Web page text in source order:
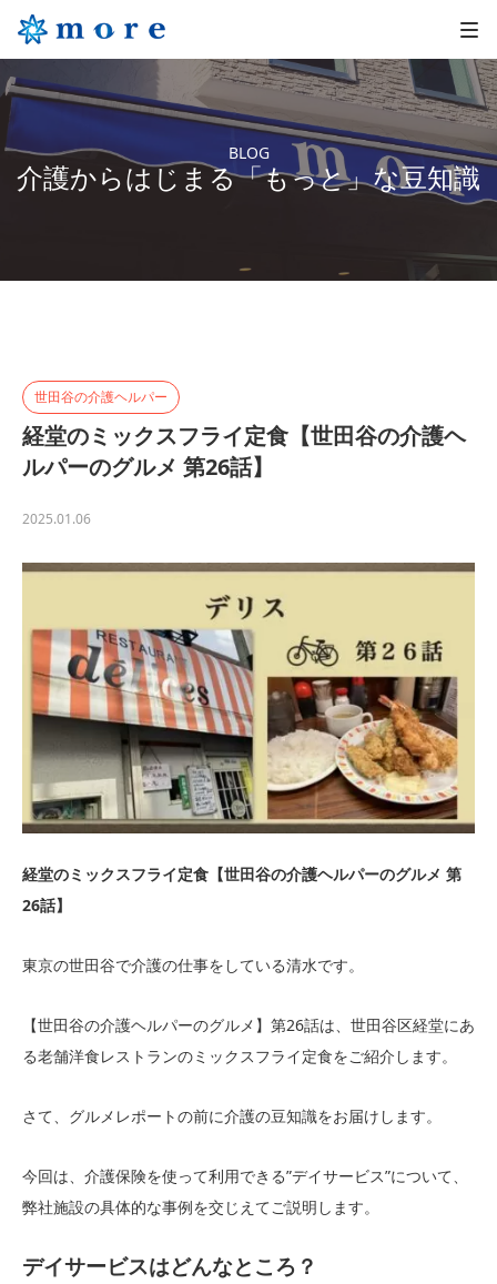
BLOG
介護からはじまる「もっと」な豆知識
世田谷の介護ヘルパー
経堂のミックスフライ定食【世田谷の介護ヘ
ルパーのグルメ 第26話】
2025.01.06
経堂のミックスフライ定食【世田谷の介護ヘルパーのグルメ 第
26話】
東京の世田谷で介護の仕事をしている清水です。
【世田谷の介護ヘルパーのグルメ】第26話は、世田谷区経堂にあ
る老舗洋食レストランのミックスフライ定食をご紹介します。
さて、グルメレポートの前に介護の豆知識をお届けします。
今回は、介護保険を使って利用できる”デイサービス”について、
弊社施設の具体的な事例を交じえてご説明します。
デイサービスはどんなところ？